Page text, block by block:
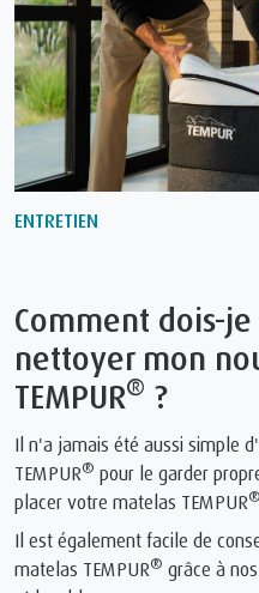
ENTRETIEN
Comment dois-
nettoyer mon
TEMPUR® ?
Il n'a jamais été aussi simple
TEMPUR® pour le garder
placer votre matelas TEMPUR®
Il est également facile de
matelas TEMPUR® grâce à